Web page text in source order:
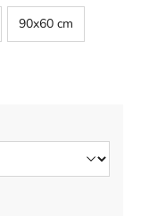
90x60 cm